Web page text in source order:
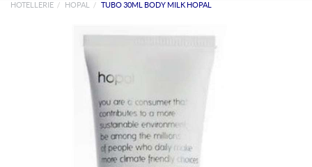
HOTELLERIE HOPAL TUBO 30ML BODY MILK HOPAL